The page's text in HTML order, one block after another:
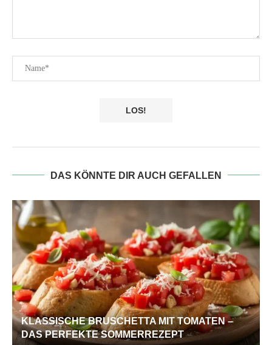
DAS KÖNNTE DIR AUCH GEFALLEN
KLASSISCHE BRUSCHETTA MIT TOMATEN –
DAS PERFEKTE SOMMERREZEPT